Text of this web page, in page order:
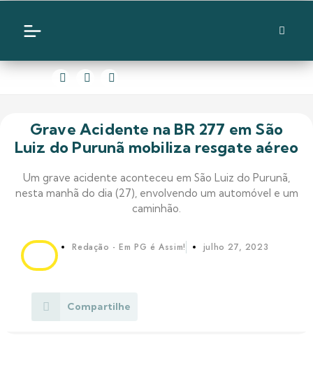
Grave Acidente na BR 277 em São
Luiz do Purunã mobiliza resgate aéreo
Um grave acidente aconteceu em São Luiz do Purunã,
nesta manhã do dia (27), envolvendo um automóvel e um
caminhão.
Redação - Em PG é Assim! julho 27, 2023
Compartilhe